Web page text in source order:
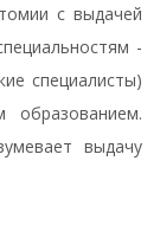
с выдачей
-
специалисты)
выдачу